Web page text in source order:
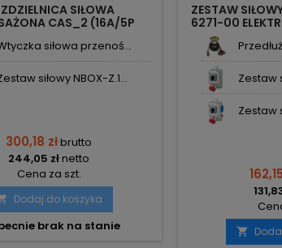
SIŁOWA
CAS_2 (16A/5P
3X230V) IP54 DV-8119-F
DOKTORVOLT
siłowa przenoś...
siłowy NBOX-Z.1...
300,18 złbrutto
244,05 złnetto
Cena za szt.
Dodaj do koszyka
brak na stanie
ZESTAW
6271-00
Zestaw
Zestaw
